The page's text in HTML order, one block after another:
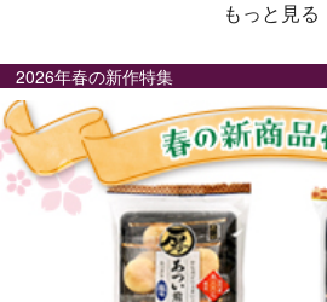
もっと見る
2026年春の新作特集